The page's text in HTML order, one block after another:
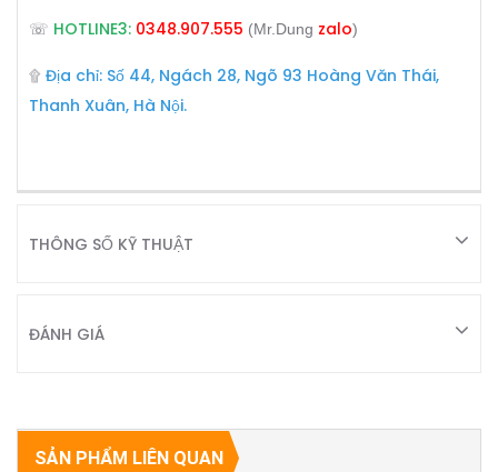
☏ HOTLINE3: 0348.907.555 (Mr.Dung zalo)
۩ Địa chỉ: Số 44, Ngách 28, Ngõ 93 Hoàng Văn Thái,
Thanh Xuân, Hà Nội.
THÔNG SỐ KỸ THUẬT
ĐÁNH GIÁ
SẢN PHẨM LIÊN QUAN